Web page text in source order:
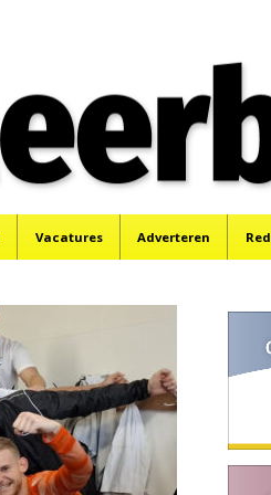
Vacatures Adverteren